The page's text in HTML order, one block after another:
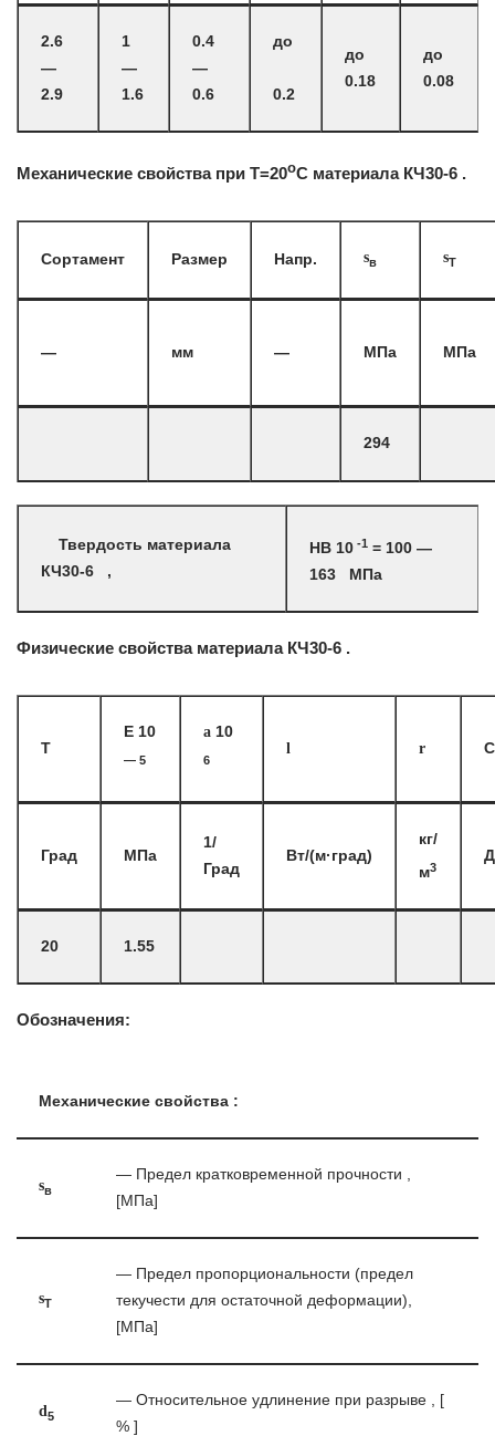
2.6
—
2.9
1
—
1.6
0.4
—
0.6
до
0.2
до
0.18
до
0.08
Механические свойства при Т=20oС материала КЧ30-6 .
Сортамент Размер Напр. sв sT
— мм — МПа МПа
294
Твердость материала
КЧ30-6 ,
HB 10 -1 = 100 —
163 МПа
Физические свойства материала КЧ30-6 .
T
E 10
— 5
a 10
6
l r C
Град МПа
1/
Град
Вт/(м·град)
кг/
м3
20 1.55
Обозначения:
Механические свойства :
sв
— Предел кратковременной прочности ,
[МПа]
sT
— Предел пропорциональности (предел
текучести для остаточной деформации),
[МПа]
d5
— Относительное удлинение при разрыве , [
% ]